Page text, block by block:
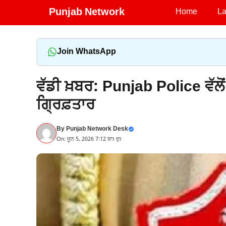
Punjab Network Home
Join WhatsApp
ਵੱਡੀ ਖ਼ਬਰ: Punjab Police ਵੱਲੋਂ
ਗ੍ਰਿਫ਼ਤਾਰ
ByPunjab Network Desk
On: ਜੂਨ 5, 2026 7:12 ਬਾਃ ਦੁਃ